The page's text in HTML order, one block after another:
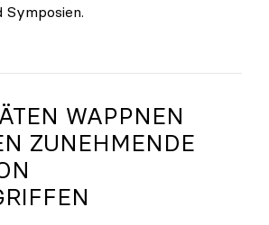
Symposien.
Hütter zu Gedenkjahr:
WAPPNEN
ZUNEHMENDE